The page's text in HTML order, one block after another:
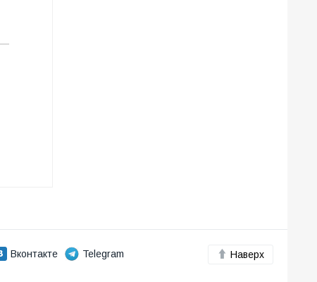
Вконтакте
Telegram
Наверх